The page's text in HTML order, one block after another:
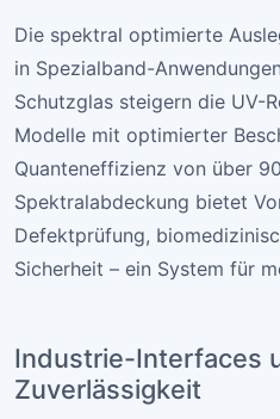
Die spektral optimierte
in Spezialband-
Schutzglas steigern die UV-
Modelle mit optimierter
Quanteneffizienz von über
Spektralabdeckung bietet
Defektprüfung,
Sicherheit – ein System für
Industrie-Interfaces
Zuverlässigkeit